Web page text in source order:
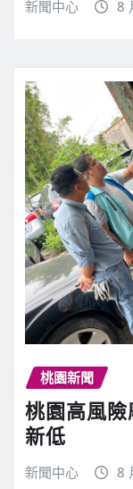
新聞中心 8
桃園新聞
桃園高風險
新低
新聞中心 8